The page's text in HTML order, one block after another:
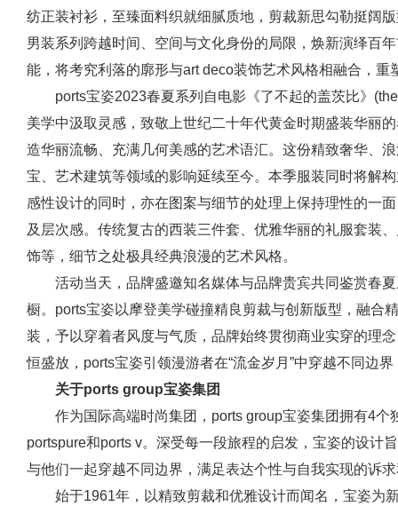
纺正装衬衫，至臻面料织就细腻质地，剪裁新思勾勒挺阔
男装系列跨越时间、空间与文化身份的局限，焕新演绎百
能，将考究利落的廓形与art deco装饰艺术风格相融合，重
ports宝姿2023春夏系列自电影《了不起的盖茨比》
美学中汲取灵感，致敬上世纪二十年代黄金时期盛装华丽
造华丽流畅、充满几何美感的艺术语汇。这份精致奢华、
宝、艺术建筑等领域的影响延续至今。本季服装同时将解
感性设计的同时，亦在图案与细节的处理上保持理性的一
及层次感。传统复古的西装三件套、优雅华丽的礼服套装
饰等，细节之处极具经典浪漫的艺术风格。
活动当天，品牌盛邀知名媒体与品牌贵宾共同鉴赏春
橱。ports宝姿以摩登美学碰撞精良剪裁与创新版型，融合
装，予以穿着者风度与气质，品牌始终贯彻商业实穿的理
恒盛放，ports宝姿引领漫游者在“流金岁月”中穿越不同边
关于ports group宝姿集团
作为国际高端时尚集团，ports group宝姿集团拥有4
portspure和ports v。深受每一段旅程的启发，宝姿的设计
与他们一起穿越不同边界，满足表达个性与自我实现的诉
始于1961年，以精致剪裁和优雅设计而闻名，宝姿为